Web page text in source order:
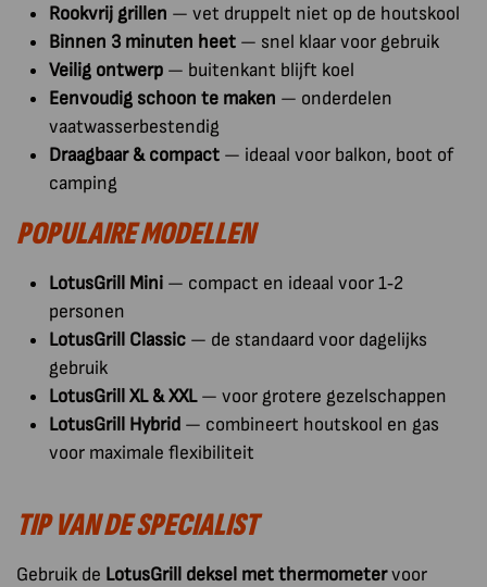
Rookvrij grillen — vet druppelt niet op de houtskool
Binnen 3 minuten heet — snel klaar voor gebruik
Veilig ontwerp — buitenkant blijft koel
Eenvoudig schoon te maken — onderdelen
vaatwasserbestendig
Draagbaar & compact — ideaal voor balkon, boot of
camping
POPULAIRE MODELLEN
LotusGrill Mini — compact en ideaal voor 1‑2
personen
LotusGrill Classic — de standaard voor dagelijks
gebruik
LotusGrill XL & XXL— voor grotere gezelschappen
LotusGrill Hybrid — combineert houtskool en gas
voor maximale flexibiliteit
TIP VAN DE SPECIALIST
Gebruik de LotusGrill deksel met thermometervoor